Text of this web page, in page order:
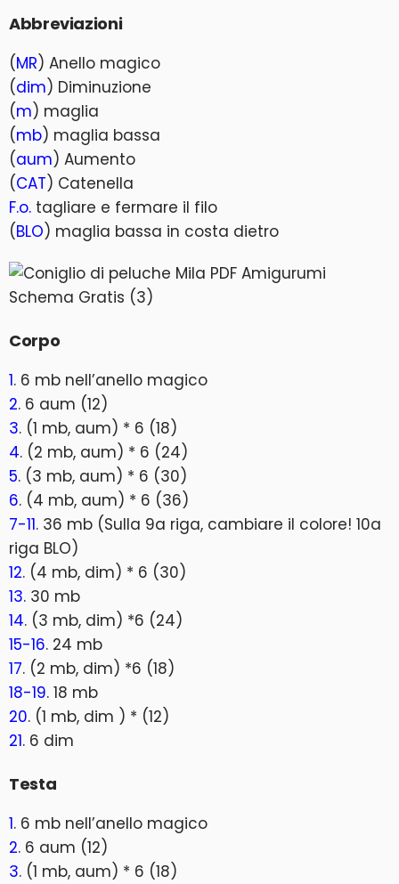
Abbreviazioni
(MR) Anello magico
(dim) Diminuzione
(m) maglia
(mb) maglia bassa
(aum) Aumento
(CAT) Catenella
F.o. tagliare e fermare il filo
(BLO) maglia bassa in costa dietro
Corpo
1. 6 mb nell’anello magico
2. 6 aum (12)
3. (1 mb, aum) * 6 (18)
4. (2 mb, aum) * 6 (24)
5. (3 mb, aum) * 6 (30)
6. (4 mb, aum) * 6 (36)
7-11. 36 mb (Sulla 9a riga, cambiare il colore! 10a
riga BLO)
12. (4 mb, dim) * 6 (30)
13. 30 mb
14. (3 mb, dim) *6 (24)
15-16. 24 mb
17. (2 mb, dim) *6 (18)
18-19. 18 mb
20. (1 mb, dim ) * (12)
21. 6 dim
Testa
1. 6 mb nell’anello magico
2. 6 aum (12)
3. (1 mb, aum) * 6 (18)